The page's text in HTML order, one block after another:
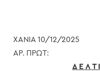
ΧΑΝΙΑ 10/12/2025
ΑΡ. ΠΡΩΤ:
Δ Ε Λ Τ